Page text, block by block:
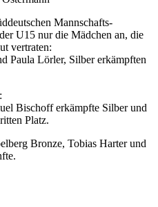
Mannschafts-
U15 nur die Mädchen an, die
vertraten:
Paula Lörler, Silber erkämpften
Bischoff erkämpfte Silber und
Platz.
Bronze, Tobias Harter und